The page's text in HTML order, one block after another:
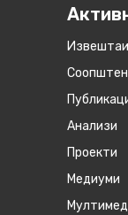
Извештаи
Анализи
Проекти
Медиуми